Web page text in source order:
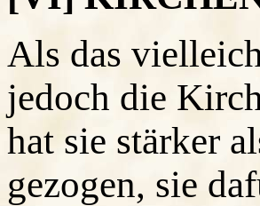
Als das
jedoch die
hat sie stärker
gezogen, sie